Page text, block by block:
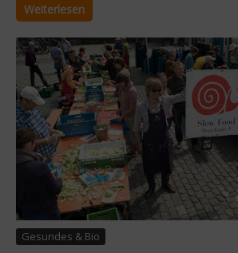
Weiterlesen
Gesundes & Bio